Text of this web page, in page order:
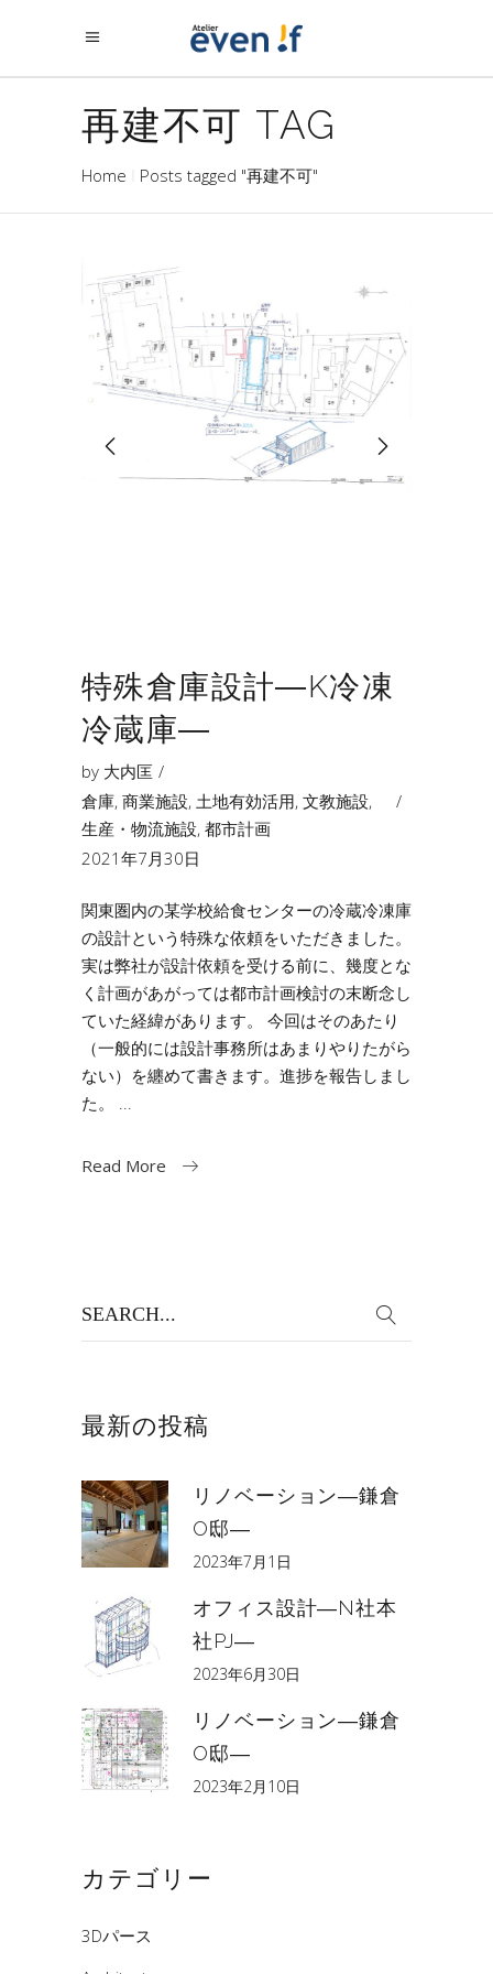
再建不可 TAG
Home Posts tagged "再建不可"
特殊倉庫設計―K冷凍
冷蔵庫―
by 大内匡
倉庫, 商業施設, 土地有効活用, 文教施設,
生産・物流施設, 都市計画
2021年7月30日
関東圏内の某学校給食センターの冷蔵冷凍庫
の設計という特殊な依頼をいただきました。
実は弊社が設計依頼を受ける前に、幾度とな
く計画があがっては都市計画検討の末断念し
ていた経緯があります。 今回はそのあたり
（一般的には設計事務所はあまりやりたがら
ない）を纏めて書きます。進捗を報告しまし
た。
Read More
最新の投稿
リノベーション―鎌倉
O邸―
2023年7月1日
オフィス設計―N社本
社PJ―
2023年6月30日
リノベーション―鎌倉
O邸―
2023年2月10日
カテゴリー
3Dパース